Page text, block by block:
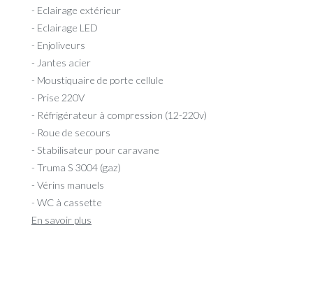
- Eclairage extérieur
- Eclairage LED
- Enjoliveurs
- Jantes acier
- Moustiquaire de porte cellule
- Prise 220V
- Réfrigérateur à compression (12-220v)
- Roue de secours
- Stabilisateur pour caravane
- Truma S 3004 (gaz)
- Vérins manuels
- WC à cassette
En savoir plus